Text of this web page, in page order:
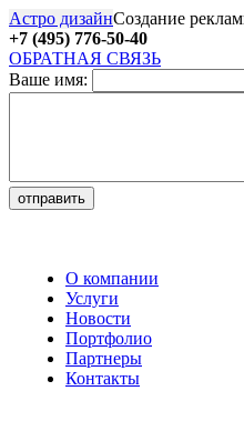
Астро дизайнСоздание
+7 (495) 776-50-40
ОБРАТНАЯ СВЯЗЬ
Ваше имя:
О компании
Услуги
Новости
Портфолио
Партнеры
Контакты